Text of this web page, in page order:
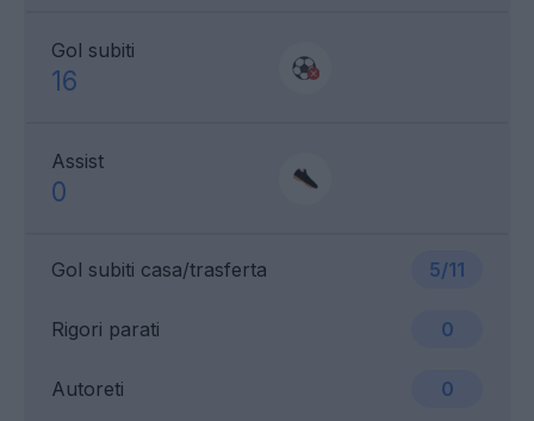
Gol subiti
16
Assist
0
Gol subiti casa/trasferta 5/11
Rigori parati 0
Autoreti 0